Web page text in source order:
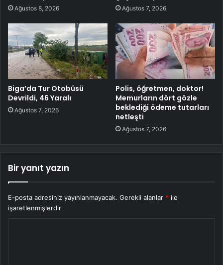
Ağustos 8, 2026 Ağustos 7, 2026
Biga’da Tur Otobüsü
Devrildi, 46 Yaralı
Ağustos 7, 2026
Polis, öğretmen, doktor!
Memurların dört gözle
beklediği ödeme tutarları
netleşti
Ağustos 7, 2026
Bir yanıt yazın
E-posta adresiniz yayınlanmayacak. Gerekli alanlar * ile
işaretlenmişlerdir